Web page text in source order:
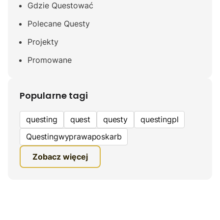
Gdzie Questować
Polecane Questy
Projekty
Promowane
Popularne tagi
questing quest questy
questingpl
Questingwyprawaposkarb
edukacyjna gra terenowa
fundacja questingu
Zobacz więcej